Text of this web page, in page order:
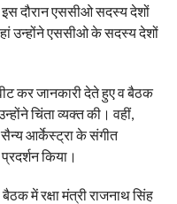
दौरान एससीओ सदस्य देशों
उन्होंने एससीओ के सदस्य देशों
कर जानकारी देते हुए व बैठक
चिंता व्यक्त की। वहीं,
आर्केस्ट्रा के संगीत
किया।
में रक्षा मंत्री राजनाथ सिंह